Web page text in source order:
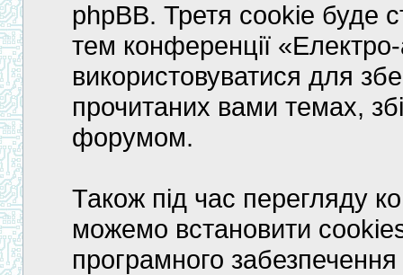
phpBB. Третя cookie буде
тем конференції
використовуватися для
прочитаних вами темах,
форумом.
Також під час перегляду
можемо встановити
програмного